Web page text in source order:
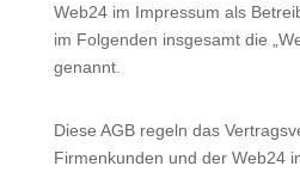
Web24 im Impressum als
im Folgenden insgesamt die
genannt.
Diese AGB regeln das
Firmenkunden und der Web24